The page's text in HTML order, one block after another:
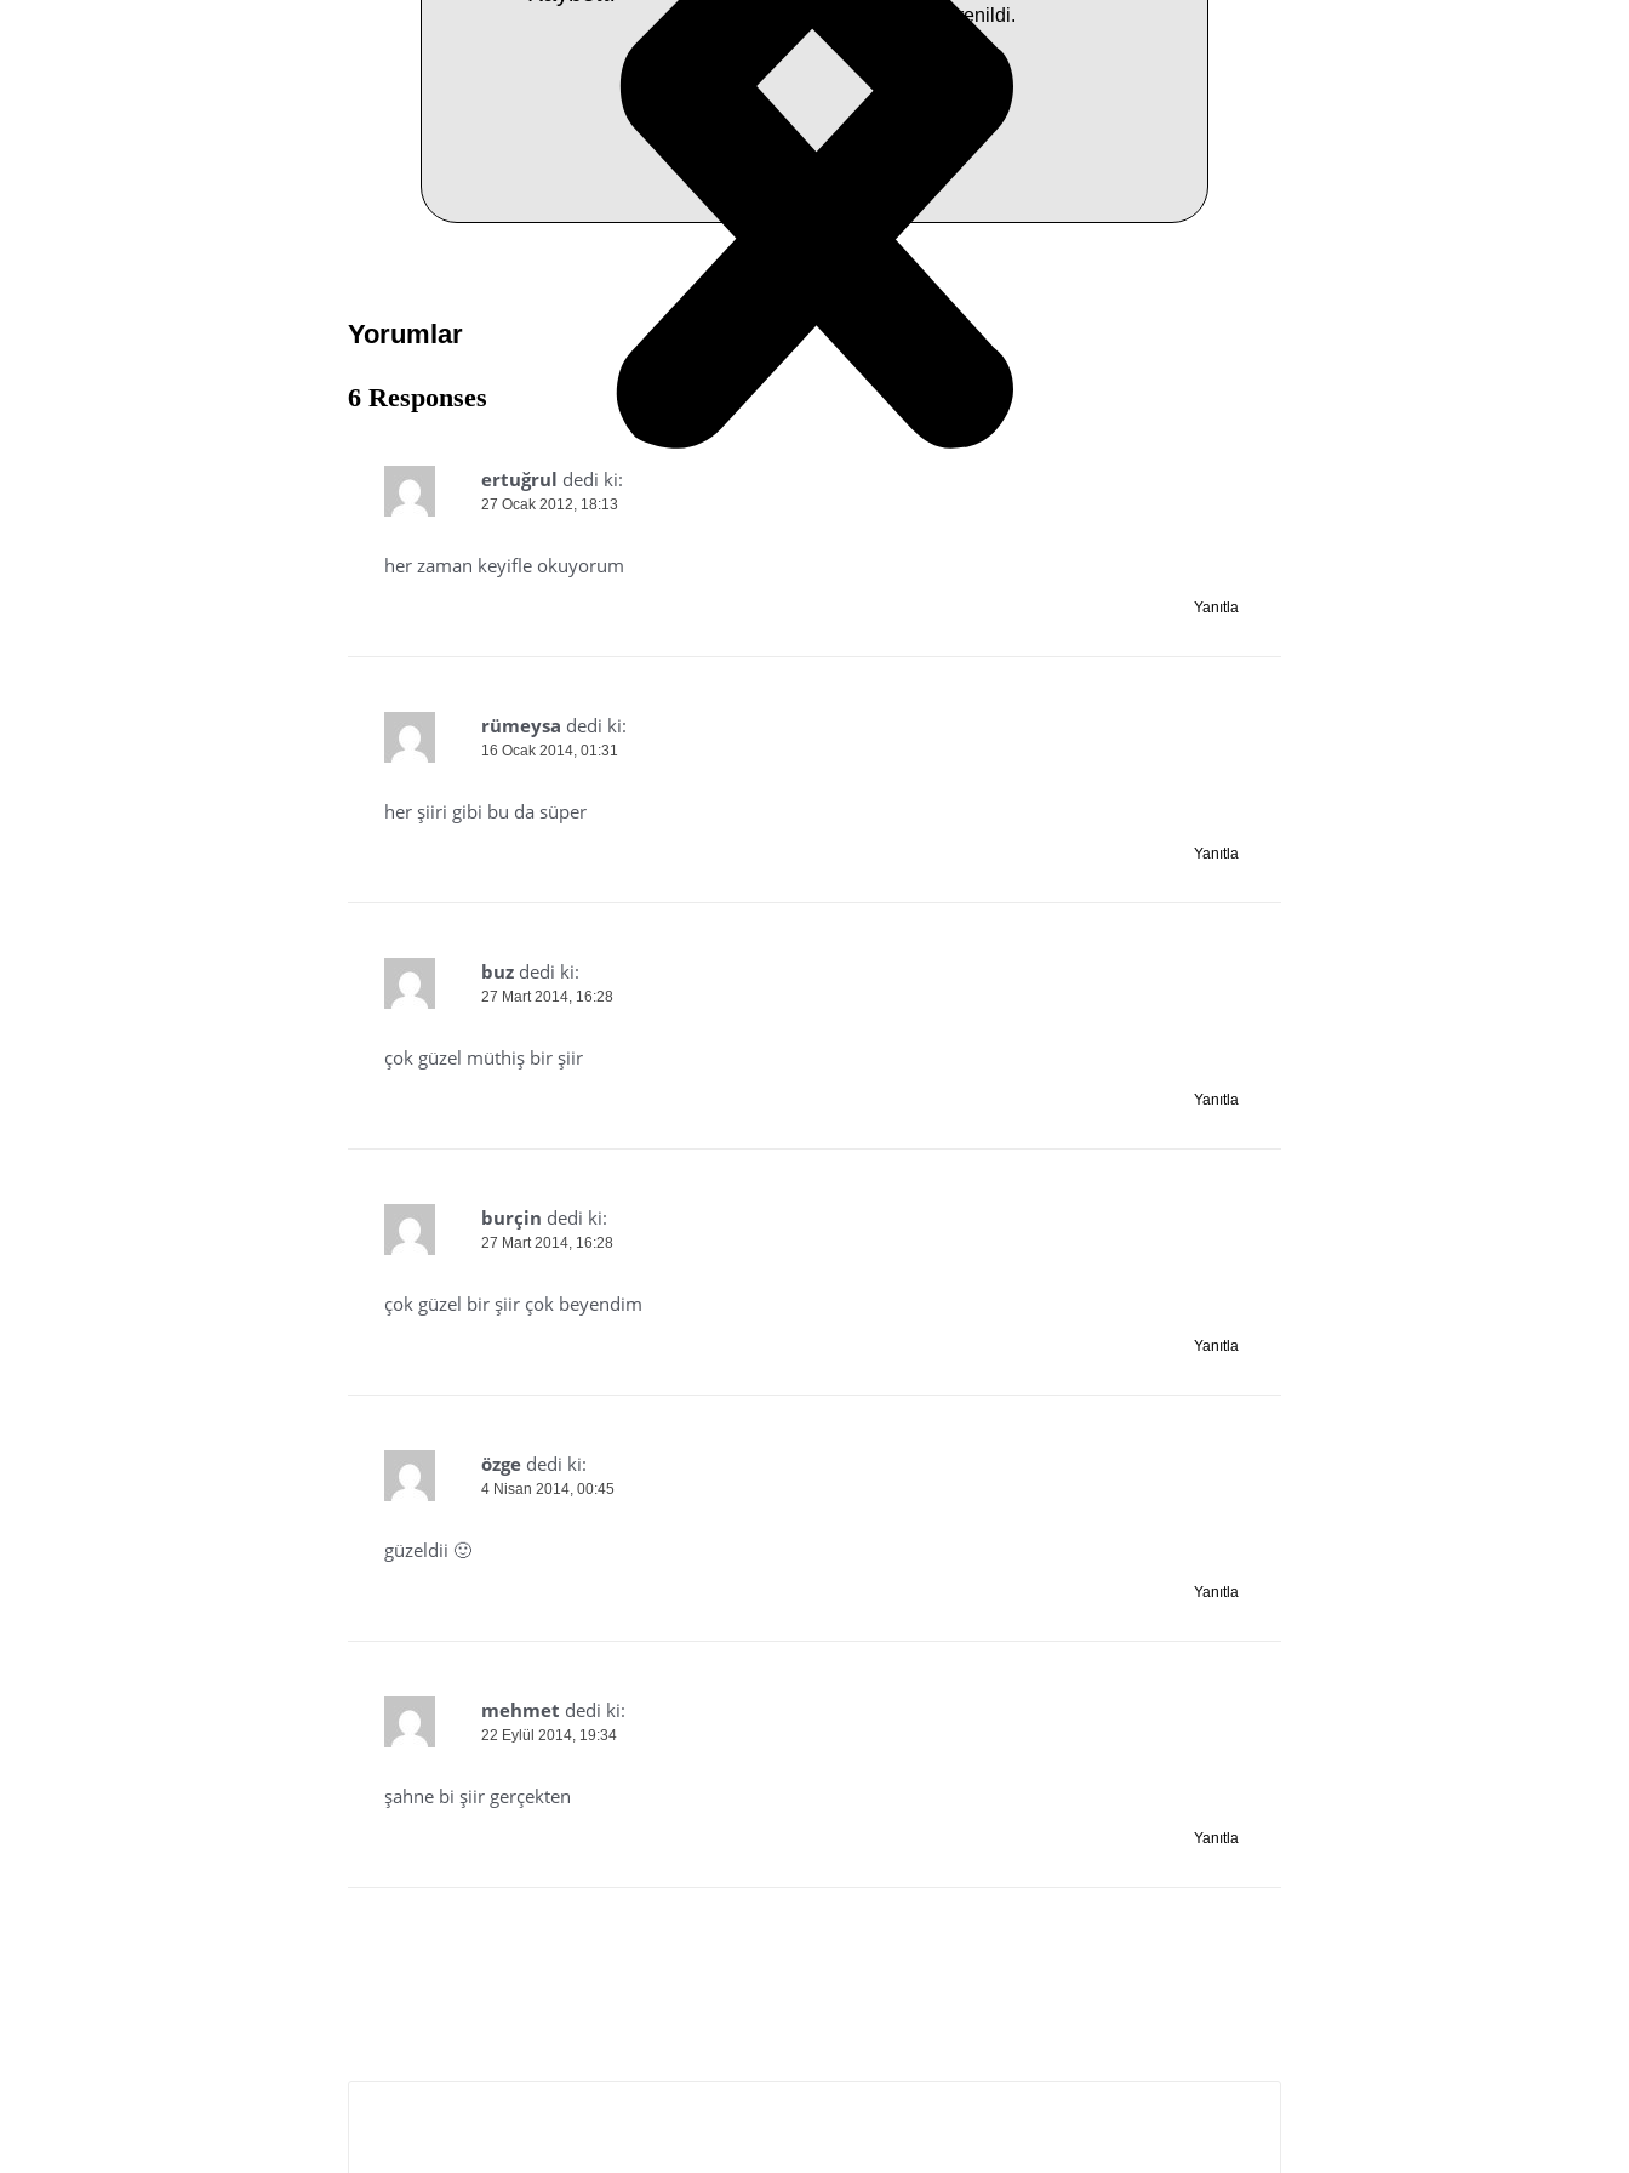
toprağa verileceği öğrenildi.
Yorumlar
6 Responses
ertuğrul dedi ki:
27 Ocak 2012, 18:13
her zaman keyifle okuyorum
Yanıtla
rümeysa dedi ki:
16 Ocak 2014, 01:31
her şiiri gibi bu da süper
Yanıtla
buz dedi ki:
27 Mart 2014, 16:28
çok güzel müthiş bir şiir
Yanıtla
burçin dedi ki:
27 Mart 2014, 16:28
çok güzel bir şiir çok beyendim
Yanıtla
özge dedi ki:
4 Nisan 2014, 00:45
güzeldii 🙂
Yanıtla
mehmet dedi ki:
22 Eylül 2014, 19:34
şahne bi şiir gerçekten
Yanıtla